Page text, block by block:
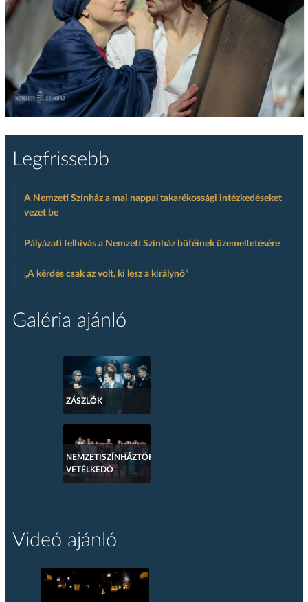
Legfrissebb
A Nemzeti Színház a mai nappal takarékossági intézkedéseket
vezet be
Pályázati felhívás a Nemzeti Színház büféinek üzemeltetésére
„A kérdés csak az volt, ki lesz a királynő”
Galéria ajánló
ZÁSZLÓK
NEMZETISZÍNHÁZTÖRTÉNETI
VETÉLKEDŐ
Videó ajánló